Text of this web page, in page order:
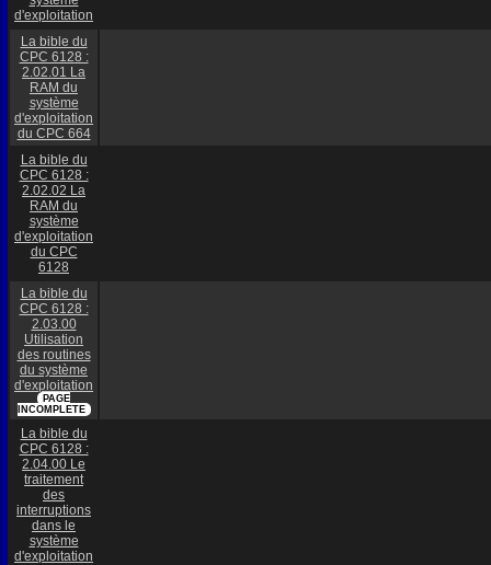
d'exploitation
La bible du
CPC 6128 :
2.02.01 La
RAM du
système
d'exploitation
du CPC 664
La bible du
CPC 6128 :
2.02.02 La
RAM du
système
d'exploitation
du CPC
6128
La bible du
CPC 6128 :
2.03.00
Utilisation
des routines
du système
d'exploitation
PAGE
INCOMPLETE
La bible du
CPC 6128 :
2.04.00 Le
traitement
des
interruptions
dans le
système
d'exploitation